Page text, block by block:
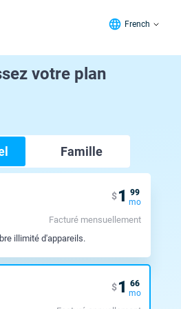
French
Famille
votre plan
$ 1 99
mo
Facturé mensuellement
illimité d'appareils.
$ 1 66
mo